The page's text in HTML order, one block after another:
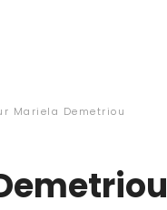
Mariela Demetriou